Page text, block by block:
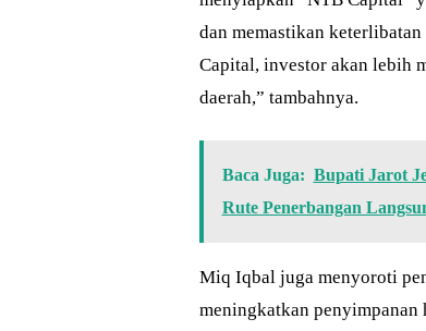
dan memastikan
Capital, investor akan lebih
daerah,” tambahnya.
Baca Juga: Bupati Jarot
Rute Penerbangan
Miq Iqbal juga menyoroti
meningkatkan penyimpanan